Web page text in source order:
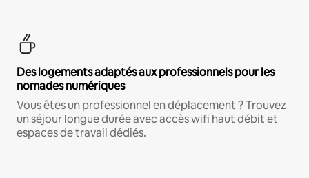
Des logements adaptés aux professionnels pour les
nomades numériques
Vous êtes un professionnel en déplacement ? Trouvez
un séjour longue durée avec accès wifi haut débit et
espaces de travail dédiés.